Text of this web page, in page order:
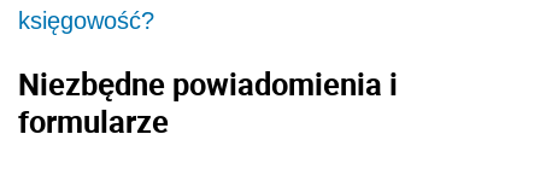
księgowość?
Niezbędne powiadomienia i
formularze